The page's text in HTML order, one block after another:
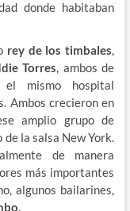
donde habitaban
rey de los timbales,
Torres, ambos de
el mismo hospital
Ambos crecieron en
amplio grupo de
la salsa New York.
de manera
más importantes
algunos bailarines,
.